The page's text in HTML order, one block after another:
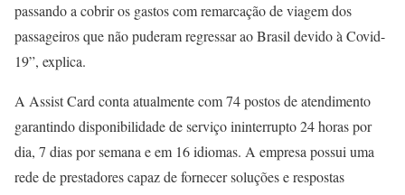
passando a cobrir os gastos com remarcação de viagem dos
passageiros que não puderam regressar ao Brasil devido à Covid-
19”, explica.
A Assist Card conta atualmente com 74 postos de atendimento
garantindo disponibilidade de serviço ininterrupto 24 horas por
dia, 7 dias por semana e em 16 idiomas. A empresa possui uma
rede de prestadores capaz de fornecer soluções e respostas